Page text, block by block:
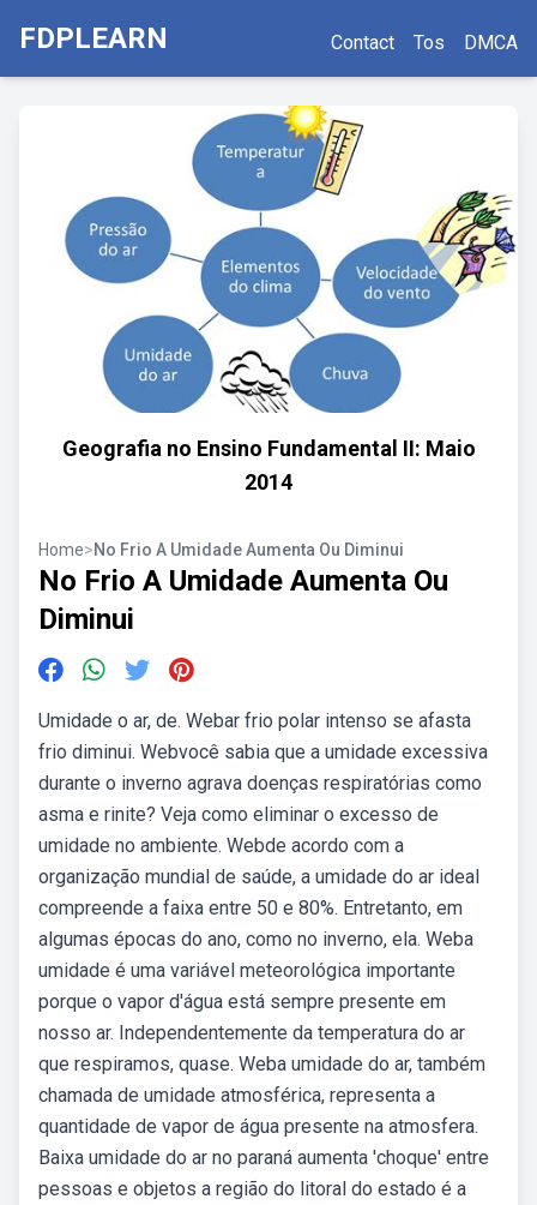
FDPLEARN Contact Tos DMCA
Geografia no Ensino Fundamental II: Maio
2014
Home>No Frio A Umidade Aumenta Ou Diminui
No Frio A Umidade Aumenta Ou
Diminui
Umidade o ar, de. Webar frio polar intenso se afasta
frio diminui. Webvocê sabia que a umidade excessiva
durante o inverno agrava doenças respiratórias como
asma e rinite? Veja como eliminar o excesso de
umidade no ambiente. Webde acordo com a
organização mundial de saúde, a umidade do ar ideal
compreende a faixa entre 50 e 80%. Entretanto, em
algumas épocas do ano, como no inverno, ela. Weba
umidade é uma variável meteorológica importante
porque o vapor d'água está sempre presente em
nosso ar. Independentemente da temperatura do ar
que respiramos, quase. Weba umidade do ar, também
chamada de umidade atmosférica, representa a
quantidade de vapor de água presente na atmosfera.
Baixa umidade do ar no paraná aumenta 'choque' entre
pessoas e objetos a região do litoral do estado é a